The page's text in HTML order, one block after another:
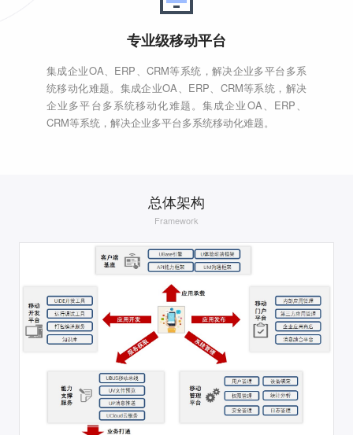
专业级移动平台
集成企业OA、ERP、CRM等系统，解决企业多平台多系
统移动化难题。集成企业OA、ERP、CRM等系统，解决
企业多平台多系统移动化难题。集成企业OA、ERP、
CRM等系统，解决企业多平台多系统移动化难题。
总体架构
Framework